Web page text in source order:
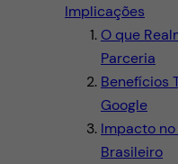
Implicações
O que
Parceria
Benefícios
Google
Impacto
Brasileiro